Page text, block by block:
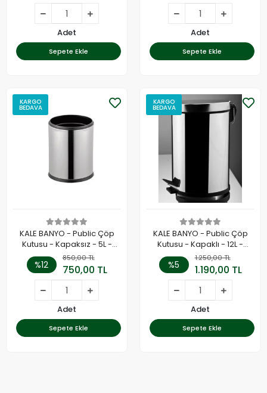
Adet
Sepete Ekle
Adet
Sepete Ekle
KARGO
BEDAVA
KALE BANYO - Public Çöp
Kutusu - Kapaksız - 5L -
410200600379
%12
850,00 TL
750,00 TL
Adet
Sepete Ekle
KARGO
BEDAVA
KALE BANYO - Public Çöp
Kutusu - Kapaklı - 12L -
410200600377
%5
1.250,00 TL
1.190,00 TL
Adet
Sepete Ekle